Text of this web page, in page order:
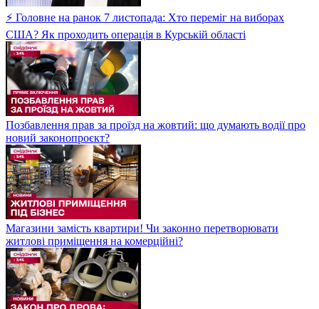
⚡ Головне на ранок 7 листопада: Хто переміг на виборах
США? Як проходить операція в Курській області
Позбавлення прав за проїзд на жовтий: що думають водії про
новий законопроєкт?
Магазини замість квартири! Чи законно перетворювати
житлові приміщення на комерційні?